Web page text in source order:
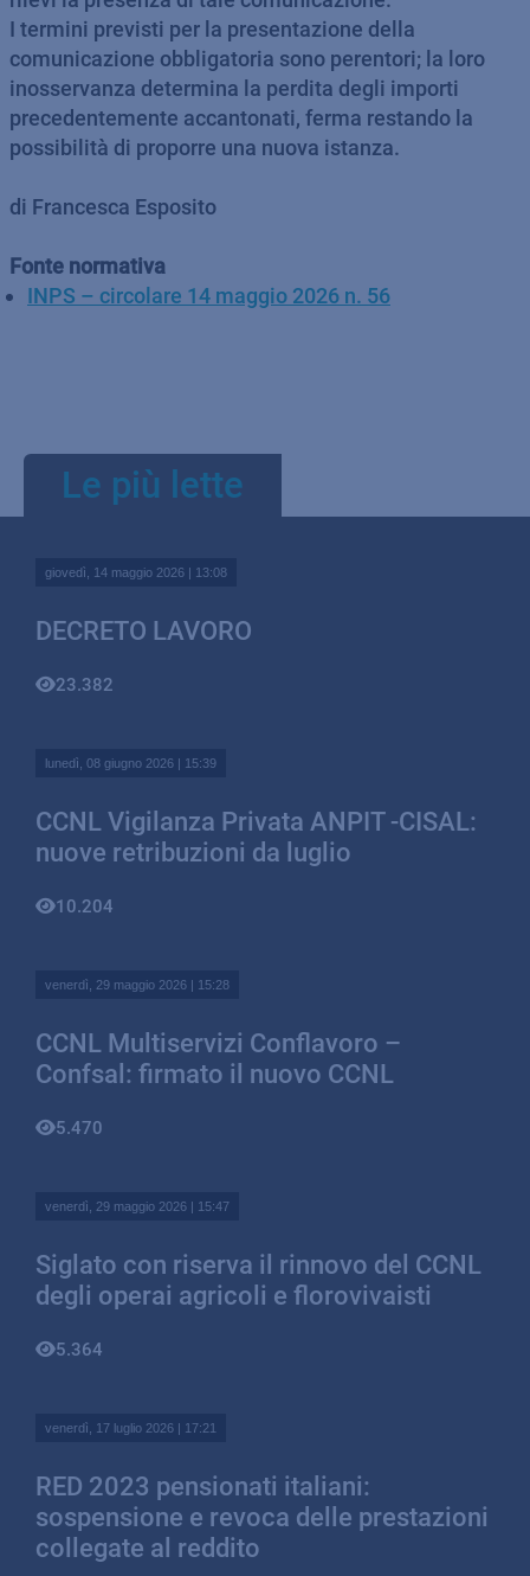
I termini previsti per la presentazione della
comunicazione obbligatoria sono perentori; la loro
inosservanza determina la perdita degli importi
precedentemente accantonati, ferma restando la
possibilità di proporre una nuova istanza.
di Francesca Esposito
Fonte normativa
INPS – circolare 14 maggio 2026 n. 56
Le più lette
giovedì, 14 maggio 2026 | 13:08
DECRETO LAVORO
23.382
lunedì, 08 giugno 2026 | 15:39
CCNL Vigilanza Privata ANPIT -CISAL:
nuove retribuzioni da luglio
10.204
venerdì, 29 maggio 2026 | 15:28
CCNL Multiservizi Conflavoro –
Confsal: firmato il nuovo CCNL
5.470
venerdì, 29 maggio 2026 | 15:47
Siglato con riserva il rinnovo del CCNL
degli operai agricoli e florovivaisti
5.364
venerdì, 17 luglio 2026 | 17:21
RED 2023 pensionati italiani:
sospensione e revoca delle prestazioni
collegate al reddito